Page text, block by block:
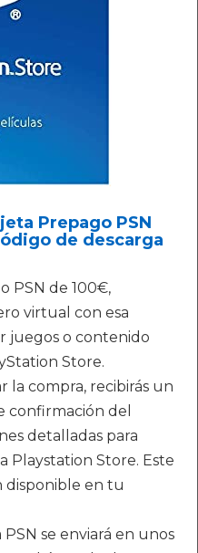
Prepago PSN
de descarga
PSN de 100€,
virtual con esa
juegos o contenido
Store.
la compra, recibirás un
confirmación del
detalladas para
Playstation Store. Este
disponible en tu
se enviará en unos